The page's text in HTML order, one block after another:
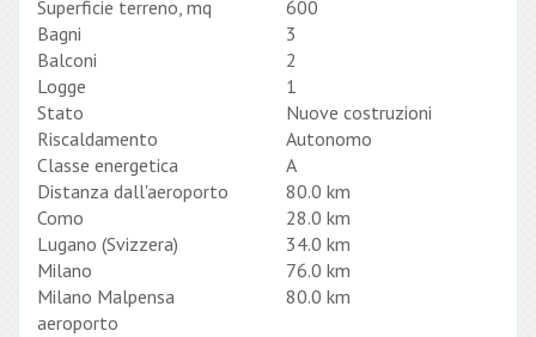
Superficie terreno, mq
600
Bagni
3
Balconi
2
Logge
1
Stato
Nuove costruzioni
Riscaldamento
Autonomo
Classe energetica
A
Distanza dall'aeroporto
80.0 km
Como
28.0 km
Lugano (Svizzera)
34.0 km
Milano
76.0 km
Milano Malpensa
aeroporto
80.0 km